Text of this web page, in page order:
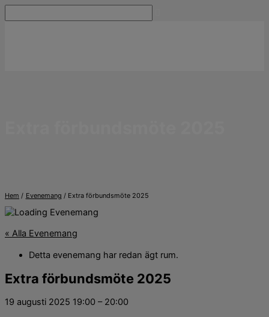
till
Hem Evenemang Extra förbundsmöte 2025
« Alla Evenemang
Detta evenemang har redan ägt rum.
Extra förbundsmöte 2025
19 augusti 2025 19:00 – 20:00